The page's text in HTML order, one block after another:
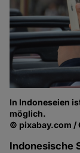
In Indoneseien
möglich.
© pixabay.com /
Indonesische